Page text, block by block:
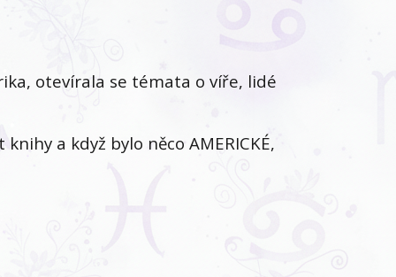
otevírala se témata o víře, lidé
a když bylo něco AMERICKÉ,